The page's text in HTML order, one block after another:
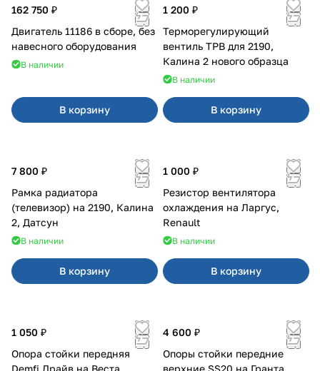
162 750 ₽
Двигатель 11186 в сборе, без
навесного оборудования
В наличии
В корзину
1 200 ₽
Терморегулирующий
вентиль ТРВ для 2190,
Калина 2 нового образца
В наличии
В корзину
7 800 ₽
Рамка радиатора
(телевизор) на 2190, Калина
2, Датсун
В наличии
В корзину
1 000 ₽
Резистор вентилятора
охлаждения на Ларгус,
Renault
В наличии
В корзину
1 050 ₽
Опора стойки передняя
Demfi Драйв на Веста
4 600 ₽
Опоры стойки передние
верхние SS20 на Гранта,